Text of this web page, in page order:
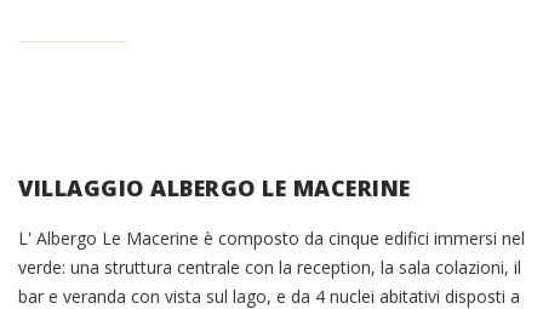
VILLAGGIO ALBERGO LE MACERINE
L' Albergo Le Macerine è composto da cinque edifici immersi nel
verde: una struttura centrale con la reception, la sala colazioni, il
bar e veranda con vista sul lago, e da 4 nuclei abitativi disposti a